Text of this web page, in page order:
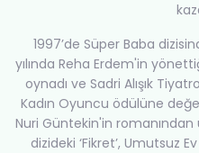
1997’de Süper Baba
yılında Reha Erdem'in
oynadı ve Sadri Alışık
Kadın Oyuncu ödülüne
Nuri Güntekin'in
dizideki ‘Fikret’, Umutsuz